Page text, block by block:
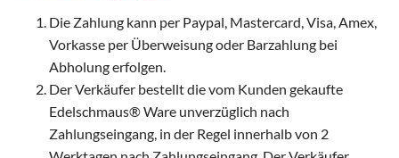
Die Zahlung kann per Paypal, Mastercard, Visa, Amex,
Vorkasse per Überweisung oder Barzahlung bei
Abholung erfolgen.
Der Verkäufer bestellt die vom Kunden gekaufte
Edelschmaus® Ware unverzüglich nach
Zahlungseingang, in der Regel innerhalb von 2